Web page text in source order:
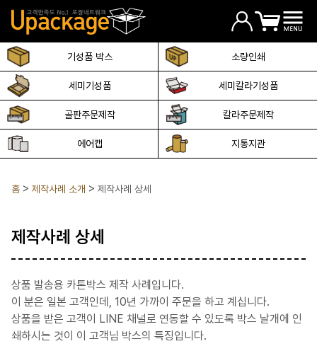
기성품 박스 소량인쇄
세미기성품 세미칼라기성품
골판주문제작 칼라주문제작
에어캡 지통지관
홈 제작사례 소개 제작사례 상세
제작사례 상세
상품 발송용 카톤박스 제작 사례입니다.
이 분은 일본 고객인데, 10년 가까이 주문을 하고 계십니다.
상품을 받은 고객이 LINE 채널로 연동할 수 있도록 박스 날개에 인
쇄하시는 것이 이 고객님 박스의 특징입니다.